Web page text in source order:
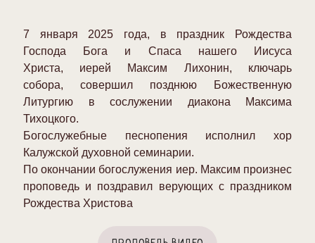
Господа Бога и Спаса нашего Иисуса
Христа,
иерей Максим Лихонин,
ключарь
собора,
совершил позднюю Божественную
Литургию в сослужении диакона Максима
Тихоцкого.
Богослужебные песнопения исполнил хор
Калужской духовной семинарии.
По окончании богослужения иер. Максим произнес
проповедь и поздравил верующих с праздником
Рождества Христова
ПРОПОВЕДЬ ВИДЕО